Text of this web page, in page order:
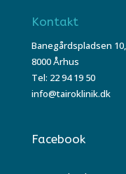
Kontakt
Banegårdspladsen
8000 Århus
Tel: 22 94 19 50
info@tairoklinik.dk
Facebook